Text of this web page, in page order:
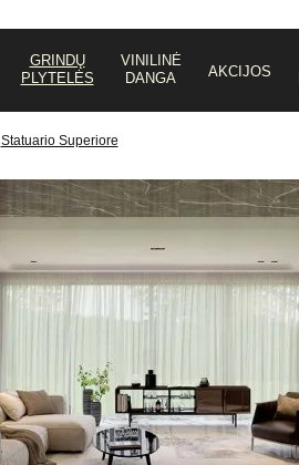
GRINDŲ
PLYTELĖS
VINILINĖ
DANGA
AKCIJOS
Statuario Superiore